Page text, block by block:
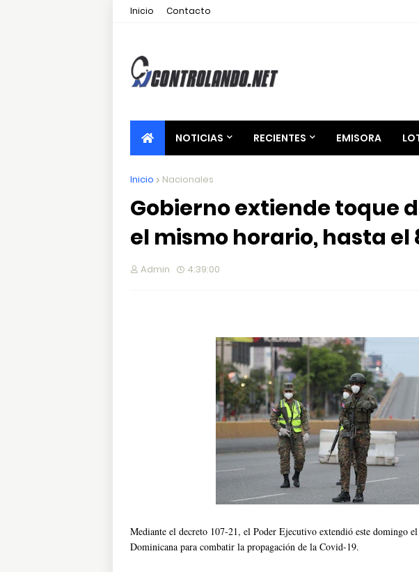
Inicio Contacto
NOTICIAS RECIENTES EMISORA
Inicio Nacionales
Gobierno extiende toque
el mismo horario, hasta el
Admin 4:39:00
Mediante el decreto 107-21, el Poder Ejecutivo extendió este domingo
Dominicana para combatir la propagación de la Covid-19.